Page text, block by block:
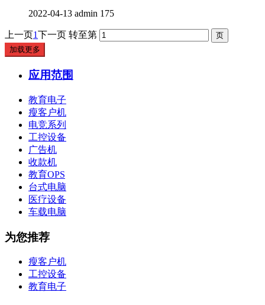
2022-04-13 admin 175
上一页1下一页 转至第
加载更多
应用范围
教育电子
瘦客户机
电竞系列
工控设备
广告机
收款机
教育OPS
台式电脑
医疗设备
车载电脑
为您推荐
瘦客户机
工控设备
教育电子